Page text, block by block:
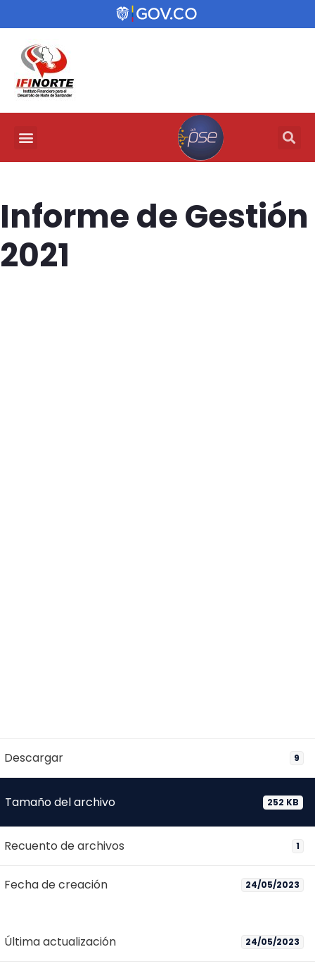
Informe de Gestión
2021
Descargar 9
Tamaño del archivo 252 KB
Recuento de archivos 1
Fecha de creación 24/05/2023
Última actualización 24/05/2023